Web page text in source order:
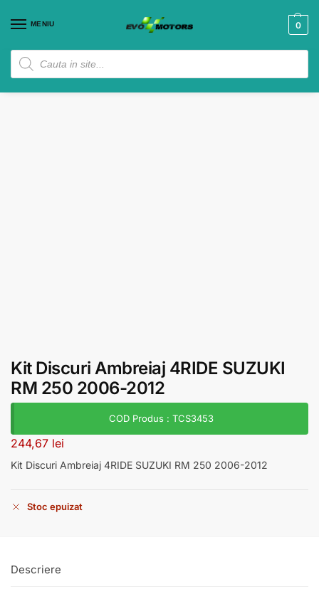
MENIU 0
Kit Discuri Ambreiaj 4RIDE SUZUKI
RM 250 2006-2012
COD Produs : TCS3453
244,67 lei
Kit Discuri Ambreiaj 4RIDE SUZUKI RM 250 2006-2012
Stoc epuizat
Descriere